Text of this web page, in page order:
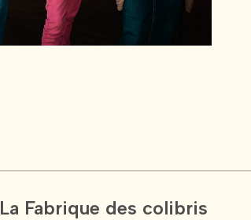
La Fabrique des colibris